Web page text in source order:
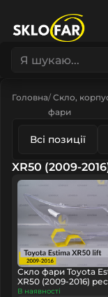
Головна Скло,
фари
Всі позиції
XR50 (2009-
Скло фари Toyota
XR50 (2009-2016)
В наявності